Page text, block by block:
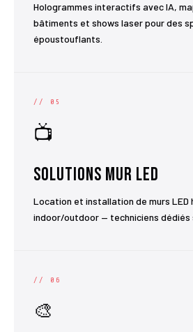
Hologrammes interactifs avec IA,
bâtiments et shows laser pour des
époustouflants.
// 05
📺
Solutions Mur LED
Location et installation de murs
indoor/outdoor — techniciens dédiés
// 06
🎨